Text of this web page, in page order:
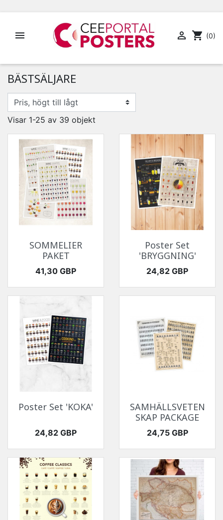
  shopping_cart (0)
BÄSTSÄLJARE
Visar 1-25 av 39 objekt
SOMMELIER
PAKET
Pris
41,30 GBP
Poster Set
'BRYGGNING'
Pris
24,82 GBP
Poster Set 'KOKA'
Pris
24,82 GBP
SAMHÄLLSVETEN
SKAP PACKAGE
Pris
24,75 GBP